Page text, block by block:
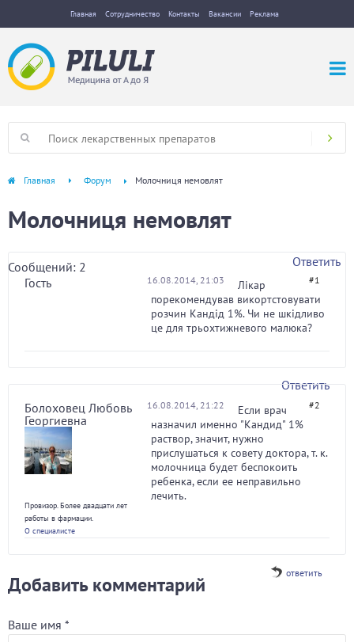
Главная Сотрудничество Контакты Вакансии Реклама
Главная Форум Молочниця немовлят
Молочниця немовлят
Сообщений: 2
Ответить
Гость
16.08.2014, 21:03 #1
Лікар
порекомендував викортстовувати
розчин Кандід 1%. Чи не шкідливо
це для трьохтижневого малюка?
Ответить
Болоховец Любовь
Георгиевна
Провизор. Более двадцати лет
работы в фармации.
О специалисте
16.08.2014, 21:22 #2
Если врач
назначил именно "Кандид" 1%
раствор, значит, нужно
прислушаться к совету доктора, т. к.
молочница будет беспокоить
ребенка, если ее неправильно
лечить.
ответить
Добавить комментарий
Ваше имя *